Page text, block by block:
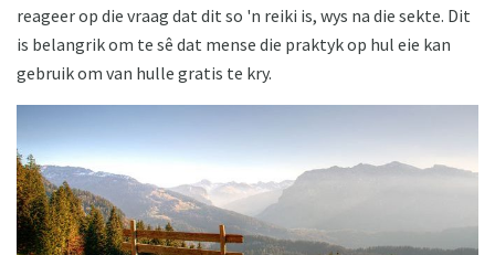
reageer op die vraag dat dit so 'n reiki is, wys na die sekte. Dit
is belangrik om te sê dat mense die praktyk op hul eie kan
gebruik om van hulle gratis te kry.